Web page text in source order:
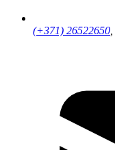
(+371) 26522650